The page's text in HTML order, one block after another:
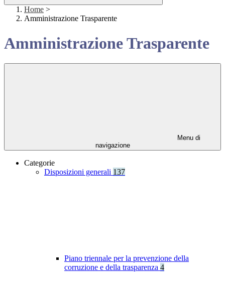
Home >
Amministrazione Trasparente
Amministrazione Trasparente
Menu di
navigazione
Categorie
Disposizioni generali 137
Piano triennale per la prevenzione della
corruzione e della trasparenza 4